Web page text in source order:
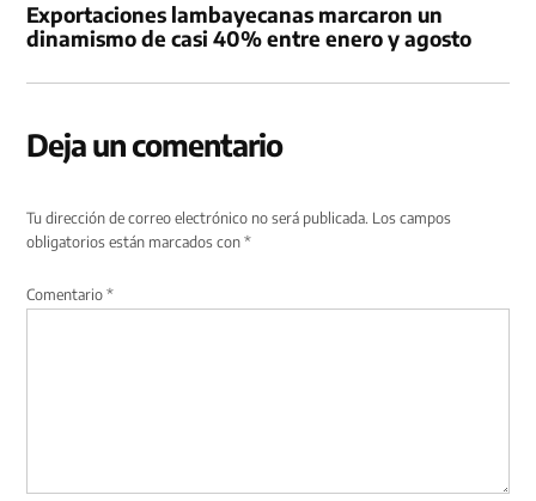
Exportaciones lambayecanas marcaron un
dinamismo de casi 40% entre enero y agosto
Deja un comentario
Tu dirección de correo electrónico no será publicada. Los campos
obligatorios están marcados con*
Comentario*